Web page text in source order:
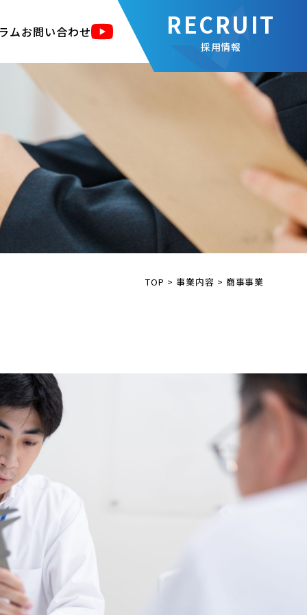
ムお問い合わせ
採用情報
TOP > 事業内容 > 商事事業